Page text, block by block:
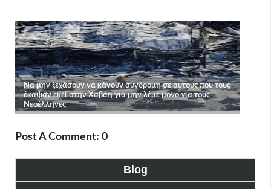
Post A Comment: 0
Blog